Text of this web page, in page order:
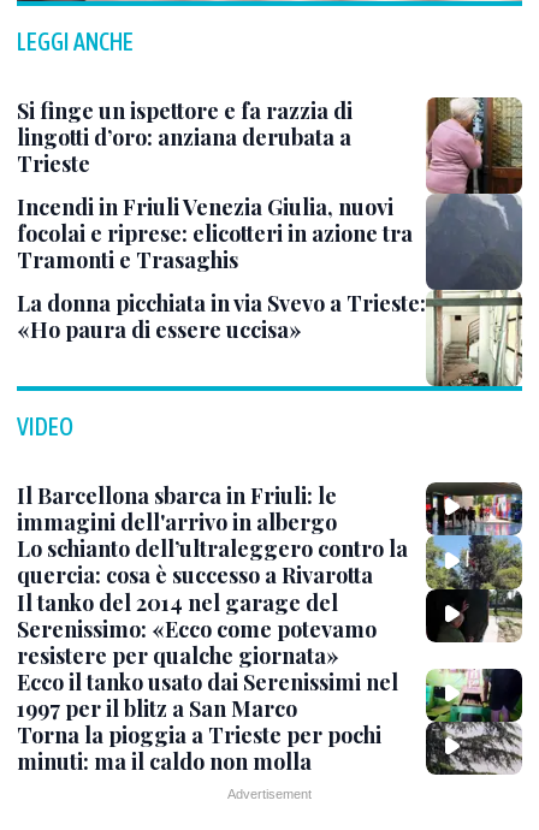
LEGGI ANCHE
Si finge un ispettore e fa razzia di
lingotti d’oro: anziana derubata a
Trieste
Incendi in Friuli Venezia Giulia, nuovi
focolai e riprese: elicotteri in azione tra
Tramonti e Trasaghis
La donna picchiata in via Svevo a Trieste:
«Ho paura di essere uccisa»
VIDEO
Il Barcellona sbarca in Friuli: le
immagini dell'arrivo in albergo
Lo schianto dell’ultraleggero contro la
quercia: cosa è successo a Rivarotta
Il tanko del 2014 nel garage del
Serenissimo: «Ecco come potevamo
resistere per qualche giornata»
Ecco il tanko usato dai Serenissimi nel
1997 per il blitz a San Marco
Torna la pioggia a Trieste per pochi
minuti: ma il caldo non molla